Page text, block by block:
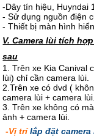
-Dây tín hiệu, Huyndai
- Sử dụng nguồn điện
- Thiết bị màn hình
V. Camera lùi tích
sau
1. Trên xe Kia Canival
lùi) chỉ cần camera lùi.
2.Trên xe có dvd (
camera lùi + camera lùi.
3. Trên xe không có
ảnh + camera lùi.
-Vị trílắp đặt camera